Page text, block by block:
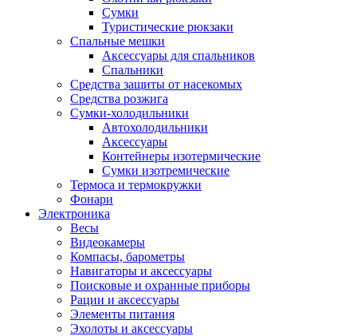
Сумки
Туристические рюкзаки
Спальные мешки
Аксессуары для спальников
Спальники
Средства защиты от насекомых
Средства розжига
Сумки-холодильники
Автохолодильники
Аксессуары
Контейнеры изотермические
Сумки изотремические
Термоса и термокружки
Фонари
Электроника
Весы
Видеокамеры
Компасы, барометры
Навигаторы и аксессуары
Поисковые и охранные приборы
Рации и аксессуары
Элементы питания
Эхолоты и аксессуары